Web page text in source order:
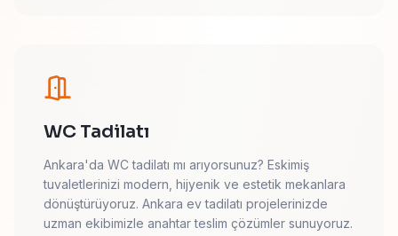
WC Tadilatı
Ankara'da WC tadilatı mı arıyorsunuz? Eskimiş
tuvaletlerinizi modern, hijyenik ve estetik mekanlara
dönüştürüyoruz. Ankara ev tadilatı projelerinizde
uzman ekibimizle anahtar teslim çözümler sunuyoruz.